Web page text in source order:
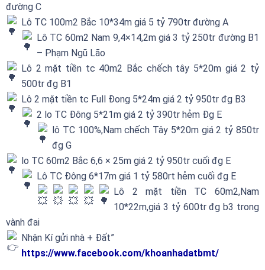
đường C
Lô TC 100m2 Bắc 10*34m giá 5 tỷ 790tr đường A
Lô TC 60m2 Nam 9,4×14,2m giá 3 tỷ 250tr đường B1
– Phạm Ngũ Lão
Lô 2 mặt tiền tc 40m2 Bắc chếch tây 5*20m giá 2 tỷ
500tr đg B1
Lô 2 mặt tiền tc Full Đong 5*24m giá 2 tỷ 950tr đg B3
2 lo TC Đông 5*21m giá 2 tỷ 390tr hẻm Đg E
lô TC 100%,Nam chếch Tây 5*20m giá 2 tỷ 850tr
đg G
lo TC 60m2 Bắc 6,6 × 25m giá 2 tỷ 950tr cuối đg E
Lô TC Đông 6*17m giá 1 tỷ 580rt hẻm cuối đg E
Lô 2 mặt tiền TC 60m2,Nam
10*22m,giá 3 tỷ 600tr đg b3 trong
vành đai
Nhận Kí gửi nhà + Đất”
https://www.facebook.com/khoanhadatbmt/